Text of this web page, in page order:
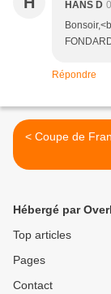
HANS D
Répondre
< Coupe de
Hébergé par
Top articles
Pages
Contact